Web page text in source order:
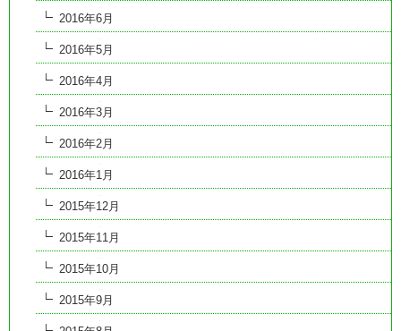
2016年6月
2016年5月
2016年4月
2016年3月
2016年2月
2016年1月
2015年12月
2015年11月
2015年10月
2015年9月